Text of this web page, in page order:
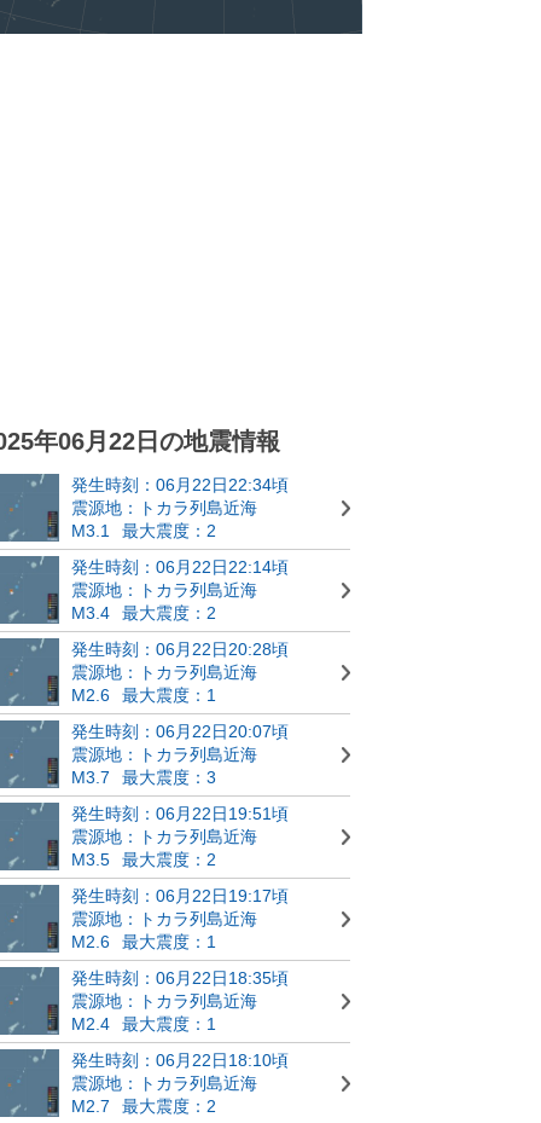
年06月22日の地震情報
発生時刻：06月22日22:34頃
震源地：トカラ列島近海
M3.1
最大震度：2
発生時刻：06月22日22:14頃
震源地：トカラ列島近海
M3.4
最大震度：2
発生時刻：06月22日20:28頃
震源地：トカラ列島近海
M2.6
最大震度：1
発生時刻：06月22日20:07頃
震源地：トカラ列島近海
M3.7
最大震度：3
発生時刻：06月22日19:51頃
震源地：トカラ列島近海
M3.5
最大震度：2
発生時刻：06月22日19:17頃
震源地：トカラ列島近海
M2.6
最大震度：1
発生時刻：06月22日18:35頃
震源地：トカラ列島近海
M2.4
最大震度：1
発生時刻：06月22日18:10頃
震源地：トカラ列島近海
M2.7
最大震度：2